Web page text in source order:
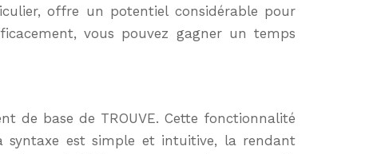
offre un potentiel considérable pour
vous pouvez gagner un temps
de base de TROUVE. Cette fonctionnalité
syntaxe est simple et intuitive, la rendant